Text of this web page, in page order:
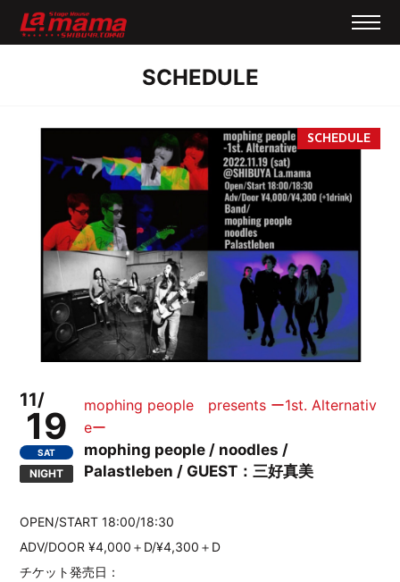
SCHEDULE
11/
19
SAT
NIGHT
mophing people presents ー1st. Alternativ
eー
mophing people / noodles /
Palastleben / GUEST：三好真美
OPEN/START 18:00/18:30
ADV/DOOR ¥4,000＋D/¥4,300＋D
チケット発売日：